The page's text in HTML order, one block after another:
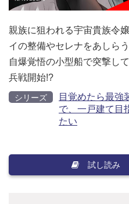
親族に狙われる宇宙貴族令
イの整備やセレナをあしら
自爆覚悟の小型船で突撃し
兵戦開始!?
シリーズ
目覚めたら最強
で、一戸建て目
たい
試し読み